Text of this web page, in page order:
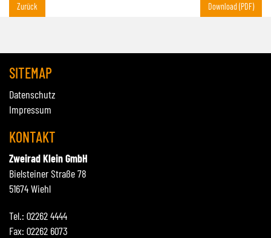
Zurück Download (PDF)
SITEMAP
Datenschutz
Impressum
KONTAKT
Zweirad Klein GmbH
Bielsteiner Straße 78
51674 Wiehl
Tel.: 02262 4444
Fax: 02262 6073